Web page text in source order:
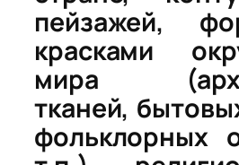
пейзажей,
красками
мира
тканей,
фольклорных